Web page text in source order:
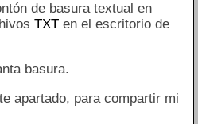
de basura textual en
TXTen el escritorio de
basura.
apartado, para compartir mi